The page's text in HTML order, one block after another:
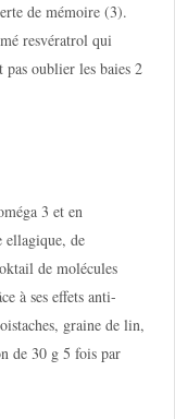
de mémoire (3).
resvératrol qui
oublier les baies 2
3 et en
ellagique, de
de molécules
à ses effets anti-
graine de lin,
de 30 g 5 fois par